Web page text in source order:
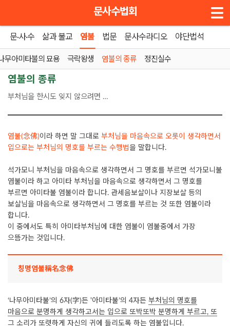
메뉴 건너뛰기
문사수법회
문·사·수 삶과 불교 염불 법문 문사수라디오 야단법석
무아미타불의 묘용 극락왕생 염불의 종류 정진실수
홈 »염불의 종류
염불의 종류
부처님을 한시도 잊지 않으려면 …
염불(念佛)이라 하면 말 그대로 부처님을 마음속으로 오롯이 생각하면서
입으로는 부처님의 명호를 부르는 수행법을 말합니다.
석가모니 부처님을 마음속으로 생각하면서 그 명호를 부르면 석가모니불
염불이라 하고 아미타 부처님을 마음속으로 생각하면서 그 명호를
부르면 아미타불 염불이라 합니다. 관세음보살이나 지장보살 등의
보살님을 마음속으로 생각하면서 그 명호를 부르는 것 또한 염불이라
합니다.
이 중에서도 특히 아미타부처님에 대한 염불이 염불중에서 가장
으뜸가는 것입니다.
칭명염불稱名念佛
‘나무아미타불’의 6자(字)든 '아미타불’의 4자든 부처님의 명호를
마음으로 분명하게 생각하고서는 입으로 또박또박 분명하게 부르고, 또
그 소리가 또렷하게 자신의 귀에 들리도록 하는 염불입니다.